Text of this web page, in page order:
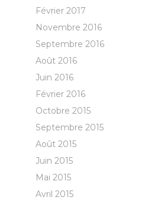
Février 2017
Novembre 2016
Septembre 2016
Août 2016
Juin 2016
Février 2016
Octobre 2015
Septembre 2015
Août 2015
Juin 2015
Mai 2015
Avril 2015